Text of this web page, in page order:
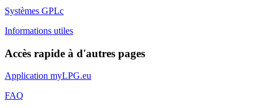
Systèmes GPLc
Informations utiles
Accès rapide à d'autres pages
Application myLPG.eu
FAQ